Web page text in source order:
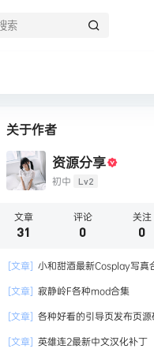
关于作者
资源分享
初中 Lv2
文章
31
评论
0
关注
0
[文章] 小和甜酒最新Cosplay写真
[文章] 寂静岭F各种mod合集
[文章] 各种好看的引导页发布页
[文章] 英雄连2最新中文汉化补丁